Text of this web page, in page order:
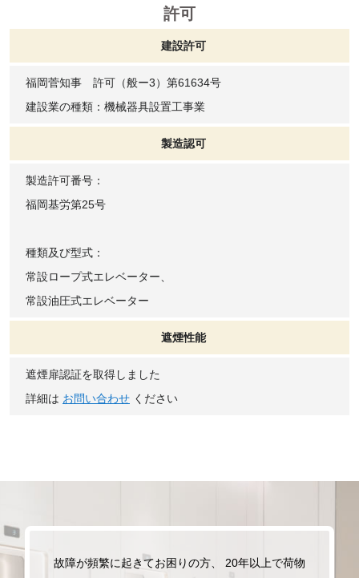
許可
建設許可
福岡菅知事 許可（般ー3）第61634号
建設業の種類：機械器具設置工事業
製造認可
製造許可番号：
福岡基労第25号
種類及び型式：
常設ロープ式エレベーター、
常設油圧式エレベーター
遮煙性能
遮煙扉認証を取得しました
詳細は お問い合わせ ください
故障が頻繁に起きてお困りの方、
20年以上で荷物